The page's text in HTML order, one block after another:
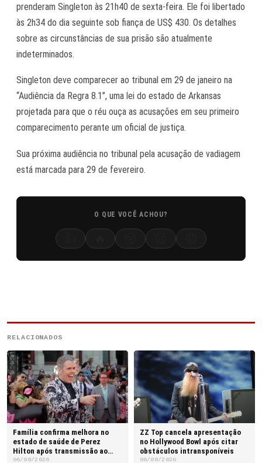
prenderam Singleton às 21h40 de sexta-feira. Ele foi libertado
às 2h34 do dia seguinte sob fiança de US$ 430. Os detalhes
sobre as circunstâncias de sua prisão são atualmente
indeterminados.
Singleton deve comparecer ao tribunal em 29 de janeiro na
“Audiência da Regra 8.1”, uma lei do estado de Arkansas
projetada para que o réu ouça as acusações em seu primeiro
comparecimento perante um oficial de justiça.
Sua próxima audiência no tribunal pela acusação de vadiagem
está marcada para 29 de fevereiro.
O QUE VOCÊ ACHOU?
RELACIONADOS
Família confirma melhora no
estado de saúde de Perez
Hilton após transmissão ao
vivo
06/08/2026
ZZ Top cancela apresentação
no Hollywood Bowl após citar
obstáculos intransponíveis
06/08/2026